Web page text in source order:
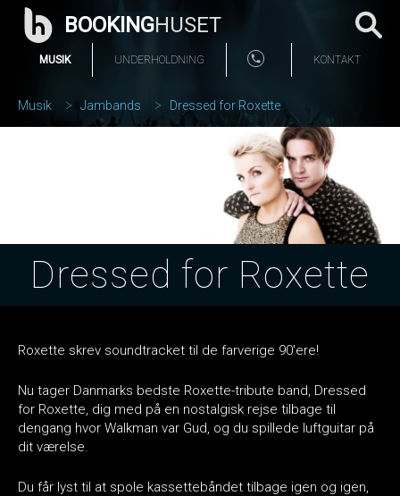
BOOKINGHUSET
MUSIK UNDERHOLDNING KONTAKT
Musik Jambands Dressed for Roxette
Dressed for Roxette
Roxette skrev soundtracket til de farverige 90'ere!
Nu tager Danmarks bedste Roxette-tribute band, Dressed
for Roxette, dig med på en nostalgisk rejse tilbage til
dengang hvor Walkman var Gud, og du spillede luftguitar på
dit værelse.
Du får lyst til at spole kassettebåndet tilbage igen og igen,